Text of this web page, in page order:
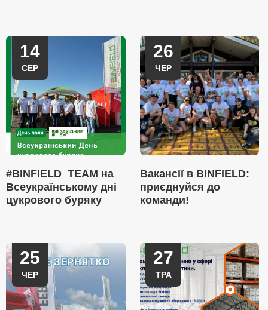
14
СЕР
#BINFIELD_TEAM на
Всеукраїнському дні
цукрового буряку
26
ЧЕР
Вакансії в BINFIELD:
приєднуйся до
команди!
25
ЧЕР
27
ТРА